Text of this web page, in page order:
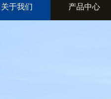
关于我们 产品中心